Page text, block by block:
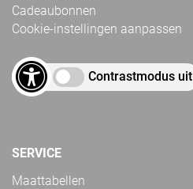
Cadeaubonnen
Cookie-instellingen aanpassen
Contrastmodus uit
SERVICE
Maattabellen